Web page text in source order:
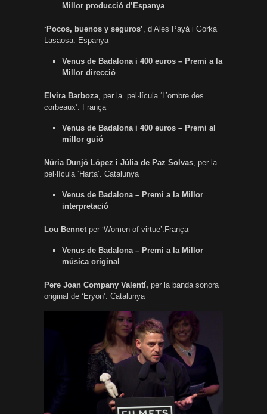
Millor producció d’Espanya
‘Pocos, buenos y seguros’ , d’Ales Payá i Gorka
Lasaosa. Espanya
Venus de Badalona i 400 euros – Premi a la
Millor direcció
Elvira Barboza , per la pel·lícula ‘L’ombre des
corbeaux’. França
Venus de Badalona i 400 euros – Premi al
millor guió
Núria Dunjó López i Júlia de Paz Solvas , per la
pel·lícula ‘Harta’. Catalunya
Venus de Badalona – Premi a la Millor
interpretació
Lou Bennet per ‘Women of virtue’.França
Venus de Badalona – Premi a la Millor
música original
Pere Joan Company Valentí, per la banda sonora
original de ‘Eryon’. Catalunya